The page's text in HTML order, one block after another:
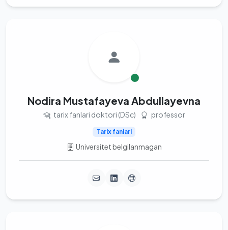
Nodira Mustafayeva Abdullayevna
tarix fanlari doktori (DSc) professor
Tarix fanlari
Universitet belgilanmagan